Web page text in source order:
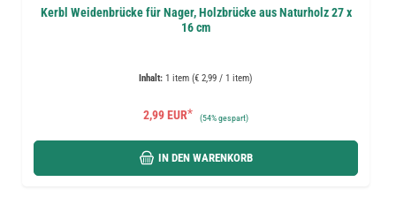
Kerbl Weidenbrücke für Nager, Holzbrücke aus Naturholz 27 x
16 cm
Inhalt: 1 item (€ 2,99 / 1 item)
2,99 EUR* (54%gespart)
IN DEN WARENKORB